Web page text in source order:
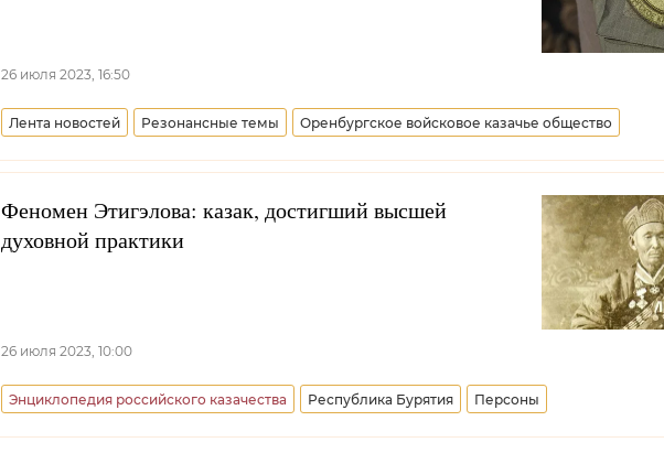
26 июля 2023, 16:50
Лента новостей Резонансные темы Оренбургское войсковое казачье общество
Луганская Народная Республика
Феномен Этигэлова: казак, достигший высшей
духовной практики
26 июля 2023, 10:00
Энциклопедия российского казачества Республика Бурятия Персоны